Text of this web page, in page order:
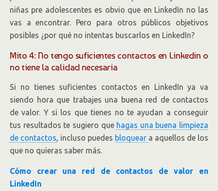
niñas pre adolescentes es obvio que en LinkedIn no las
vas a encontrar. Pero para otros públicos objetivos
posibles ¿por qué no intentas buscarlos en LinkedIn?
Mito 4: No tengo suficientes contactos en Linkedin o
no tiene la calidad necesaria
Si no tienes suficientes contactos en LinkedIn ya va
siendo hora que trabajes una buena red de contactos
de valor. Y si los que tienes no te ayudan a conseguir
tus resultados te sugiero que hagas una buena limpieza
de contactos, incluso puedes bloquear a aquellos de los
que no quieras saber más.
Cómo crear una red de contactos de valor en
LinkedIn